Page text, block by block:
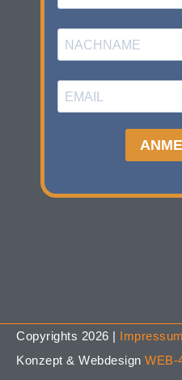
Copyrights 2026 | Impressum
Konzept & Webdesign WEB-